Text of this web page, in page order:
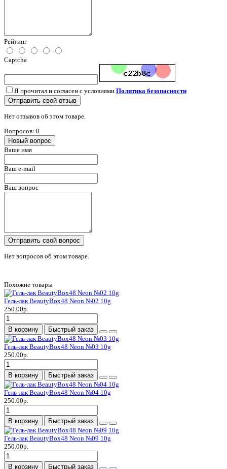
Рейтинг
Captcha
Я прочитал и согласен с условиями Политика безопасности
Отправить свой отзыв
Нет отзывов об этом товаре.
Вопросов: 0
Новый вопрос
Ваше имя
Ваш e-mail
Ваш вопрос
Отправить свой вопрос
Нет вопросов об этом товаре.
Похожие товары
Гель-лак BeautyBox48 Neon №02 10g
250.00р.
В корзину Быстрый заказ
Гель-лак BeautyBox48 Neon №03 10g
250.00р.
В корзину Быстрый заказ
Гель-лак BeautyBox48 Neon №04 10g
250.00р.
В корзину Быстрый заказ
Гель-лак BeautyBox48 Neon №09 10g
250.00р.
В корзину Быстрый заказ